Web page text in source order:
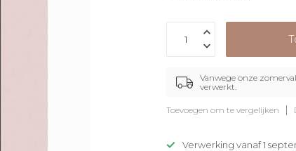
Vanwege onze
verwerkt.
Toevoegen om te vergelijken
Verwerking vanaf 1